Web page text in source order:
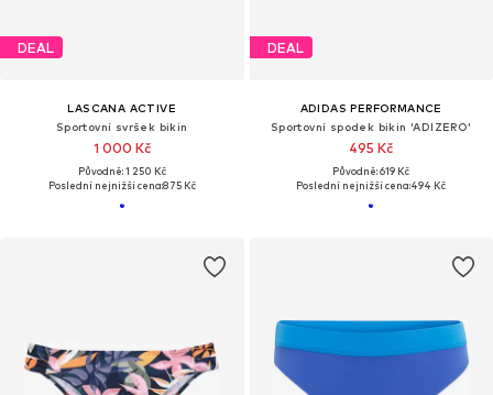
DEAL
LASCANA ACTIVE
Sportovní svršek bikin
1 000 Kč
Původně: 1 250 Kč
Poslední nejnižší cena:875 Kč
DEAL
ADIDAS PERFORMANCE
Sportovní spodek bikin 'ADIZERO'
495 Kč
Původně: 619 Kč
Poslední nejnižší cena:494 Kč